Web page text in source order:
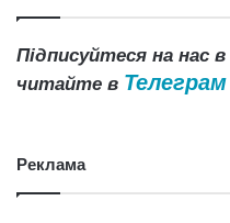
Підписуйтеся на нас в
читайте в Телеграм
Реклама